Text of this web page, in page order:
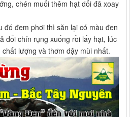
chén muối thêm hạt dổi đã xoay
đó đem phơi thì săn lại có màu đen
dổi chín rụng xuống rồi lấy hạt, lúc
lượng và thơm dậy mùi nhất.